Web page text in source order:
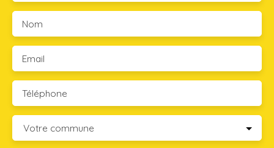
Nom
Email
Téléphone
Votre commune